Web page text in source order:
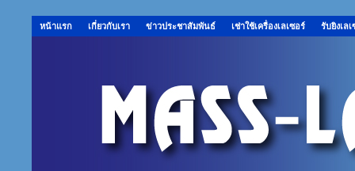
หน้าแรก เกี่ยวกับเรา ข่าวประชาสัมพันธ์ เช่าใช้เครื่องเลเซอร์ รับยิงเล